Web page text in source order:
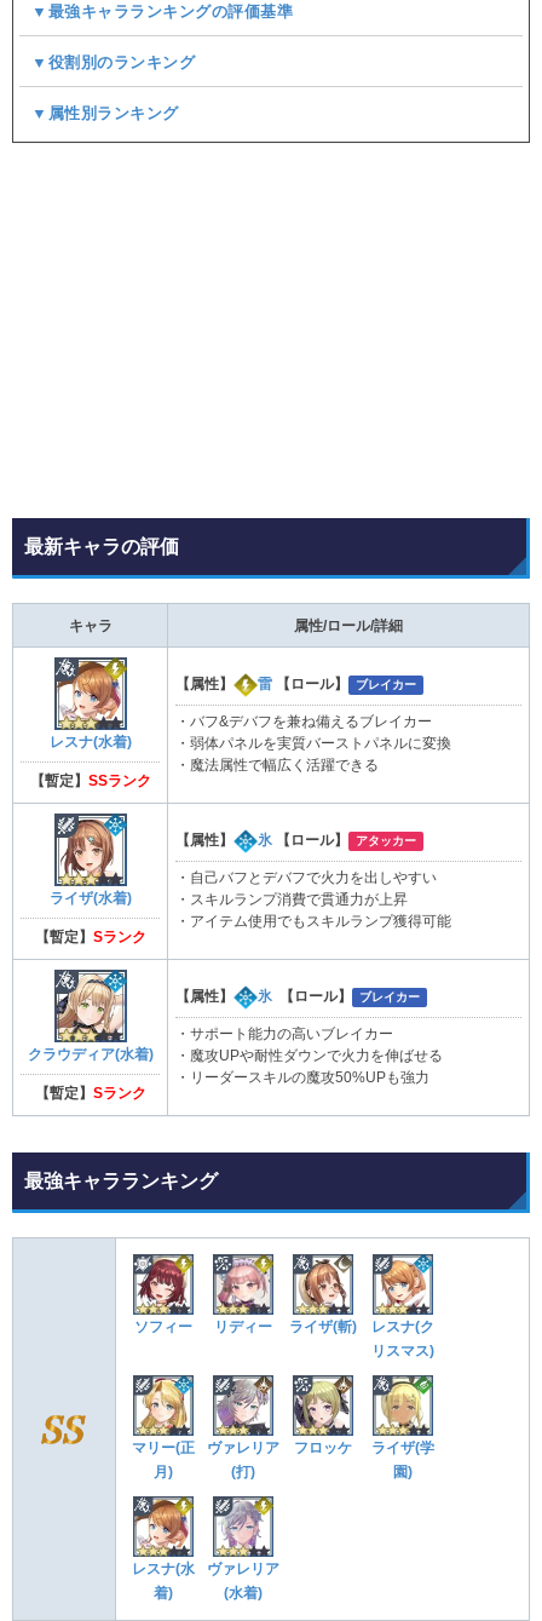
▼最強キャラランキングの評価基準
▼役割別のランキング
▼属性別ランキング
最新キャラの評価
キャラ 属性/ロール/詳細
レスナ(水着)
【暫定】 SSランク
【属性】 雷 【ロール】 ブレイカー
・バフ&デバフを兼ね備えるブレイカー
・弱体パネルを実質バーストパネルに変換
・魔法属性で幅広く活躍できる
ライザ(水着)
【暫定】 Sランク
【属性】 氷 【ロール】 アタッカー
・自己バフとデバフで火力を出しやすい
・スキルランプ消費で貫通力が上昇
・アイテム使用でもスキルランプ獲得可能
クラウディア(水着)
【暫定】 Sランク
【属性】 氷 【ロール】 ブレイカー
・サポート能力の高いブレイカー
・魔攻UPや耐性ダウンで火力を伸ばせる
・リーダースキルの魔攻50%UPも強力
最強キャラランキング
ソフィー リディー ライザ(斬)
レスナ(ク
リスマス)
マリー(正
月)
ヴァレリア
(打)
フロッケ
ライザ(学
園)
レスナ(水
着)
ヴァレリア
(水着)